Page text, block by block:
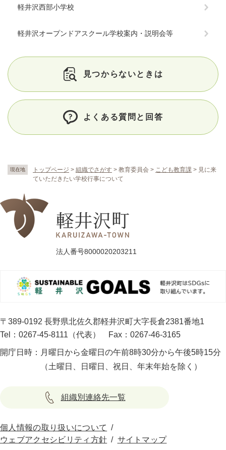
現在地 トップページ > 組織でさがす > 教育委員会 > こども教育課 > 見に来
ていただきたい学校行事について
軽井沢西部小学校
軽井沢オープンドアスクール学校案内・説明会等
見つからないときは
よくある質問と回答
法人番号8000020203211
〒389-0192 長野県北佐久郡軽井沢町大字長倉2381番地1
Tel：0267-45-8111（代表）
Fax：0267-46-3165
開庁日時： 月曜日から金曜日の午前8時30分から午後5時15分
（土曜日、日曜日、祝日、年末年始を除く）
組織別連絡先一覧
個人情報の取り扱いについて
ウェブアクセシビリティ方針
サイトマップ